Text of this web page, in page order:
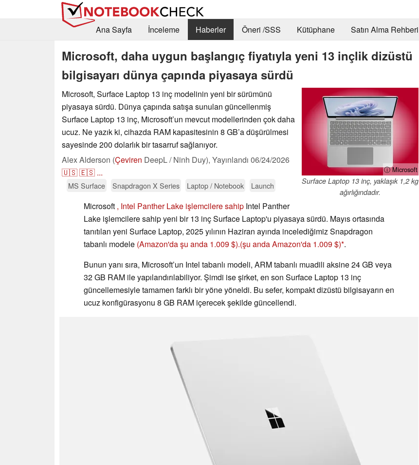
Ana Sayfa
İnceleme Haberler Öneri /SSS Kütüphane Satın Alma Rehberi
Microsoft, daha uygun başlangıç fiyatıyla yeni 13 inçlik dizüstü
bilgisayarı dünya çapında piyasaya sürdü
ⓘ Microsoft
Surface Laptop 13 inç, yaklaşık 1,2 kg
ağırlığındadır.
Microsoft, Surface Laptop 13 inç modelinin yeni bir sürümünü
piyasaya sürdü. Dünya çapında satışa sunulan güncellenmiş
Surface Laptop 13 inç, Microsoft’un mevcut modellerinden çok daha
ucuz. Ne yazık ki, cihazda RAM kapasitesinin 8 GB’a düşürülmesi
sayesinde 200 dolarlık bir tasarruf sağlanıyor.
Alex Alderson (Çeviren DeepL / Ninh Duy), Yayınlandı 06/24/2026
🇺🇸🇪🇸 ...
MS Surface Snapdragon X Series Laptop / Notebook Launch
Microsoft , Intel Panther Lake işlemcilere sahip Intel Panther
Lake işlemcilere sahip yeni bir 13 inç Surface Laptop'u piyasaya sürdü. Mayıs ortasında
tanıtılan yeni Surface Laptop, 2025 yılının Haziran ayında incelediğimiz Snapdragon
tabanlı modele (Amazon'da şu anda 1.009 $).(şu anda Amazon'da 1.009 $) .
Bunun yanı sıra, Microsoft’un Intel tabanlı modeli, ARM tabanlı muadili aksine 24 GB veya
32 GB RAM ile yapılandırılabiliyor. Şimdi ise şirket, en son Surface Laptop 13 inç
güncellemesiyle tamamen farklı bir yöne yöneldi. Bu sefer, kompakt dizüstü bilgisayarın en
ucuz konfigürasyonu 8 GB RAM içerecek şekilde güncellendi.